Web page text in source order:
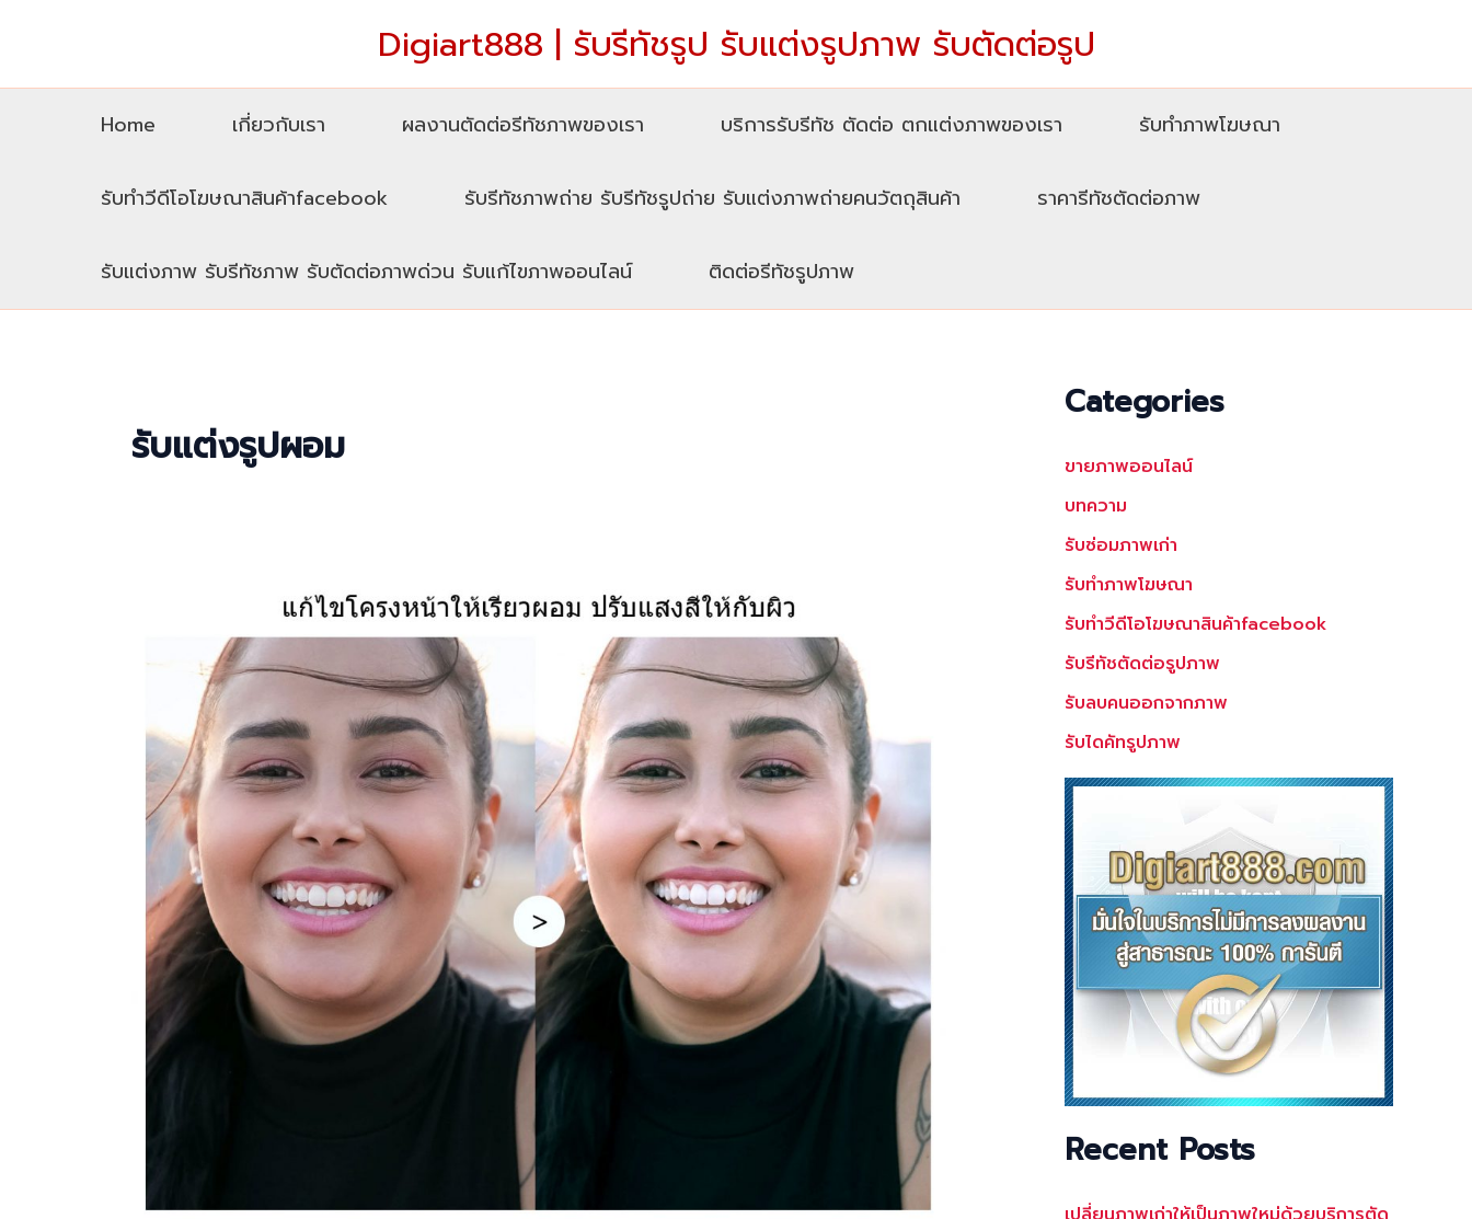
Digiart888 | รับรีทัชรูป รับแต่งรูปภาพ รับตัดต่อรูป
Home เกี่ยวกับเรา ผลงานตัดต่อรีทัชภาพของเรา บริการรับรีทัช ตัดต่อ ตกแต่งภาพของเรา รับทําภาพโฆษณา
รับทำวีดีโอโฆษณาสินค้าfacebook รับรีทัชภาพถ่าย รับรีทัชรูปถ่าย รับแต่งภาพถ่ายคนวัตถุสินค้า ราคารีทัชตัดต่อภาพ
รับแต่งภาพ รับรีทัชภาพ รับตัดต่อภาพด่วน รับแก้ไขภาพออนไลน์ ติดต่อรีทัชรูปภาพ
รับแต่งรูปผอม
Categories
ขายภาพออนไลน์
บทความ
รับซ่อมภาพเก่า
รับทำภาพโฆษณา
รับทำวีดีโอโฆษณาสินค้าfacebook
รับรีทัชตัดต่อรูปภาพ
รับลบคนออกจากภาพ
รับไดคัทรูปภาพ
Recent Posts